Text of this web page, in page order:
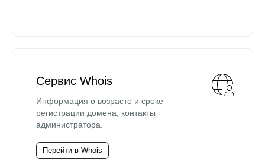
Сервис Whois
Информация о возрасте и сроке
регистрации домена, контакты
администратора.
Перейти в Whois